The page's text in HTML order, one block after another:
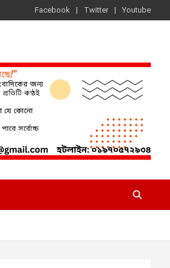
Facebook Twitter Youtube